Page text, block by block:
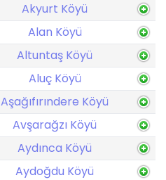
Akyurt Köyü
Alan Köyü
Altuntaş Köyü
Aluç Köyü
Aşağıfırındere Köyü
Avşarağzı Köyü
Aydınca Köyü
Aydoğdu Köyü